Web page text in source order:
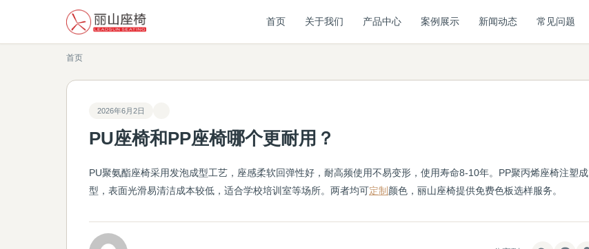
首页 关于我们 产品中心 案例展示 新闻动态 常见问题
首页
2026年6月2日
PU座椅和PP座椅哪个更耐用？
PU聚氨酯座椅采用发泡成型工艺，座感柔软回弹性好，耐高频使用不易变形，使用寿命8-10年。PP聚丙烯座椅注塑成
型，表面光滑易清洁成本较低，适合学校培训室等场所。两者均可定制 颜色，丽山座椅提供免费色板选样服务。